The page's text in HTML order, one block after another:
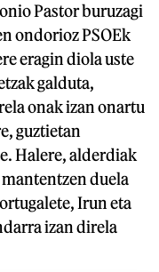
Pastor buruzagi
ondorioz PSOEk
eragin diola uste
galduta,
onak izan onartu
guztietan
Halere, alderdiak
duela
Irun eta
izan direla